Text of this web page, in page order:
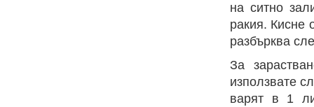
на ситно
ракия. Кисне
разбърква
За
използвате
варят в 1